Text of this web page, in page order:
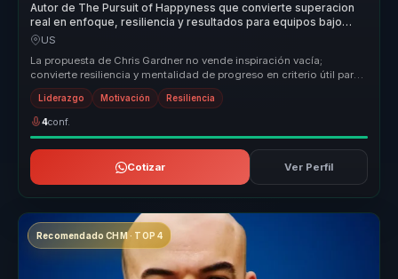
Autor de The Pursuit of Happyness que convierte superacion
real en enfoque, resiliencia y resultados para equipos bajo
presion.
US
La propuesta de Chris Gardner no vende inspiración vacía;
convierte resiliencia y mentalidad de progreso en criterio útil para
momentos d...
Liderazgo Motivación Resiliencia
4conf.
Cotizar Ver Perfil
Recomendado CHM · TOP 4